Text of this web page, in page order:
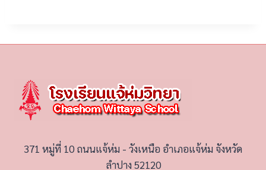
371 หมู่ที่ 10 ถนนแจ้ห่ม - วังเหนือ อำเภอแจ้ห่ม จังหวัด
ลำปาง 52120